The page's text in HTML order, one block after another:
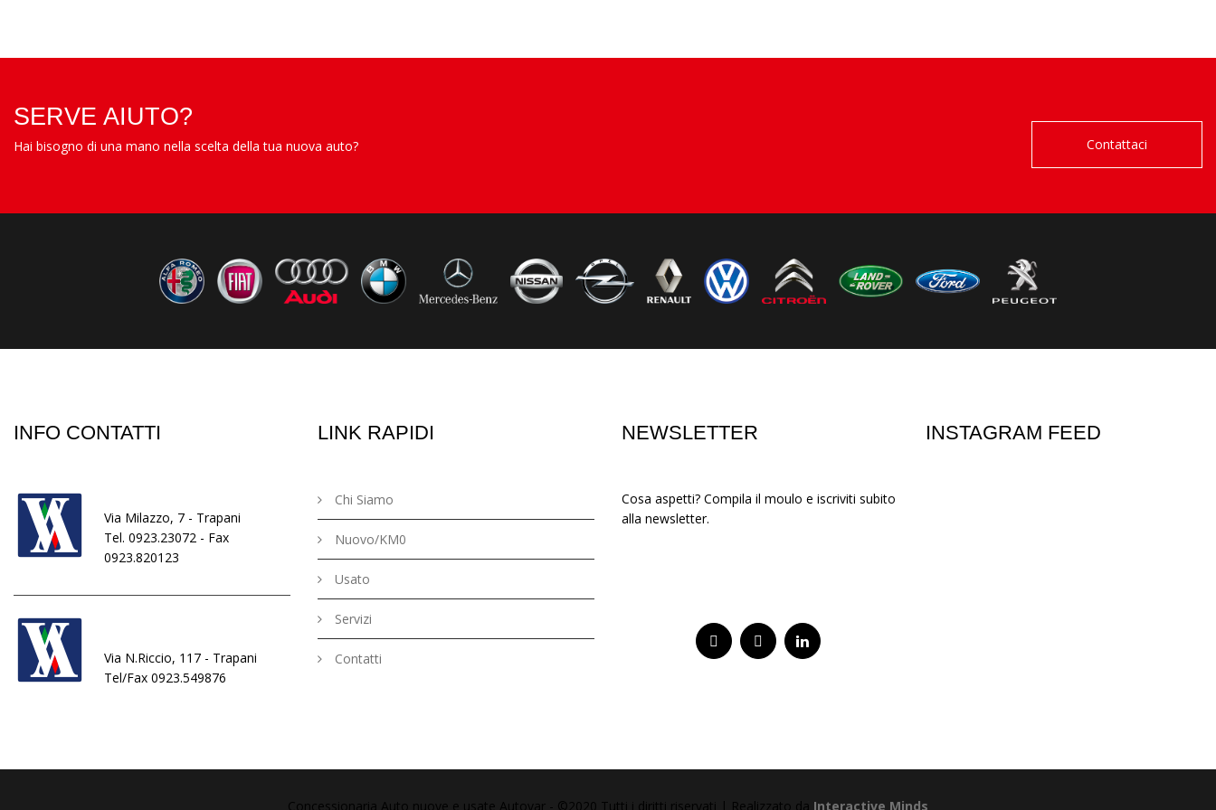
SERVE AIUTO?
Hai bisogno di una mano nella scelta della tua nuova auto? Contattaci
INFO CONTATTI
Via Milazzo, 7 - Trapani
Tel. 0923.23072 - Fax
0923.820123
Via N.Riccio, 117 - Trapani
Tel/Fax 0923.549876
LINK RAPIDI
Chi Siamo
Nuovo/KM0
Usato
Servizi
Contatti
NEWSLETTER
Cosa aspetti? Compila il moulo e iscriviti subito
alla newsletter.
INSTAGRAM FEED
Concessionaria Auto nuove e usate Autovar - ©2020 Tutti i diritti riservati | Realizzato da Interactive Minds